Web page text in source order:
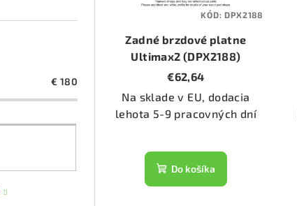
€ 180
u
d
Zadné brzdové platne
Ultimax2 (DPX2188)
€62,64
Na sklade v EU, dodacia
lehota 5-9 pracovných dní
Do košíka
KÓD:DPX2188